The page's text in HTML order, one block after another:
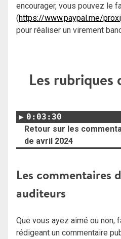
encourager, vous pouvez le
(https://www.paypal.me/
pour réaliser un virement
Les rubriques
0:03:30
Retour sur les
de avril 2024
Les commentaires
auditeurs
Que vous ayez aimé ou non,
rédigeant un commentaire